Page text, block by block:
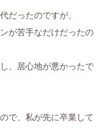
だったのですが、
が苦手なだけだったの
、居心地が悪かったで
で、私が先に卒業して